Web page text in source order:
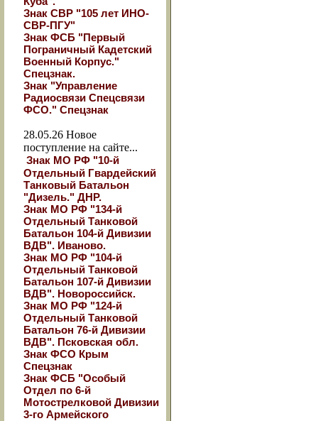
Знак СВР "105 лет ИНО-
СВР-ПГУ"
Знак ФСБ "Первый
Пограничный Кадетский
Военный Корпус."
Спецзнак.
Знак "Управление
Радиосвязи Спецсвязи
ФСО." Спецзнак
28.05.26 Новое
поступление на сайте...
Знак МО РФ "10-й
Отдельный Гвардейский
Танковый Батальон
"Дизель." ДНР.
Знак МО РФ "134-й
Отдельный Танковой
Батальон 104-й Дивизии
ВДВ". Иваново.
Знак МО РФ "104-й
Отдельный Танковой
Батальон 107-й Дивизии
ВДВ". Новороссийск.
Знак МО РФ "124-й
Отдельный Танковой
Батальон 76-й Дивизии
ВДВ". Псковская обл.
Знак ФСО Крым
Спецзнак
Знак ФСБ "Особый
Отдел по 6-й
Мотострелковой Дивизии
3-го Армейского